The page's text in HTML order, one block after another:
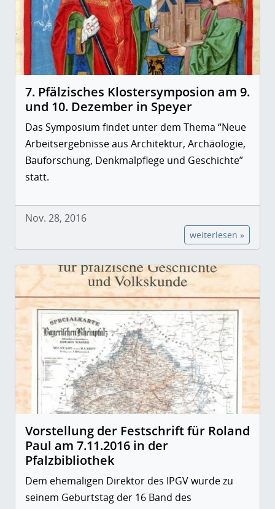
7. Pfälzisches Klostersymposion am 9.
und 10. Dezember in Speyer
Das Symposium findet unter dem Thema “Neue
Arbeitsergebnisse aus Architektur, Archäologie,
Bauforschung, Denkmalpflege und Geschichte”
statt.
Nov. 28, 2016
weiterlesen »
Vorstellung der Festschrift für Roland
Paul am 7.11.2016 in der
Pfalzbibliothek
Dem ehemaligen Direktor des IPGV wurde zu
seinem Geburtstag der 16 Band des